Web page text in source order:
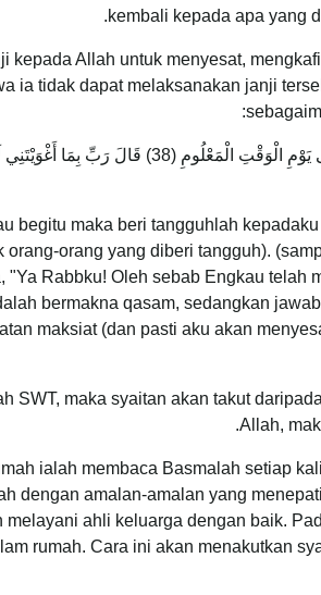
kembali kepada apa yang
kepada Allah untuk menyesat,
ia tidak dapat melaksanakan janji
begitu maka beri tangguhlah
orang yang diberi tangguh).
"Ya Rabbku! Oleh sebab Engkau
bermakna qasam, sedangkan
maksiat (dan pasti aku akan
SWT, maka syaitan akan takut
Allah,
ialah membaca Basmalah setiap
dengan amalan-amalan yang
melayani ahli keluarga dengan baik.
rumah. Cara ini akan menakutkan